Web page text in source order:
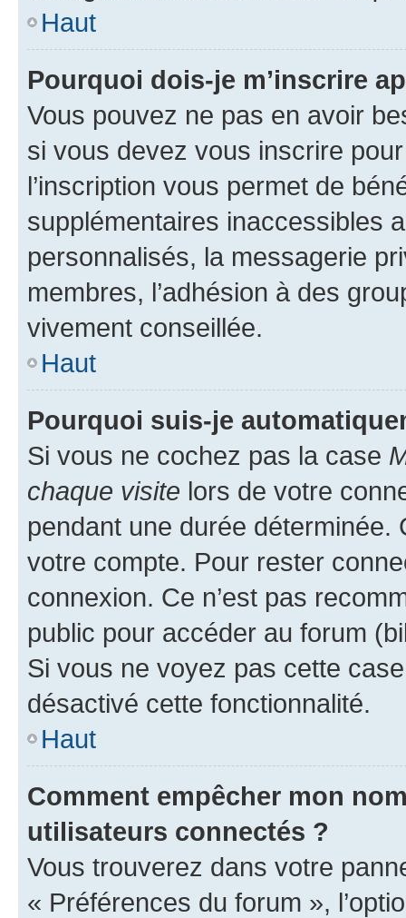
Haut
Pourquoi dois-je m’inscrire
Vous pouvez ne pas en avoir
si vous devez vous inscrire
l’inscription vous permet de
supplémentaires inaccessibles
personnalisés, la messagerie
membres, l’adhésion à des
vivement conseillée.
Haut
Pourquoi suis-je
Si vous ne cochez pas la case
chaque visite lors de votre
pendant une durée déterminée.
votre compte. Pour rester
connexion. Ce n’est pas
public pour accéder au forum
Si vous ne voyez pas cette
désactivé cette fonctionnalité.
Haut
Comment empêcher mon
utilisateurs connectés ?
Vous trouverez dans votre
« Préférences du forum »,